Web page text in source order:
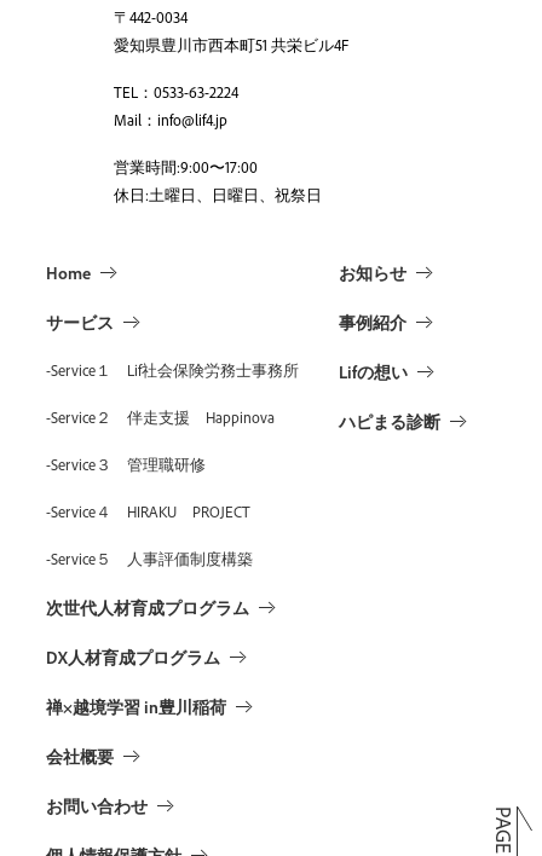
〒442-0034
愛知県豊川市西本町51 共栄ビル4F
TEL：0533-63-2224
Mail：info@lif4.jp
営業時間:9:00〜17:00
休日:土曜日、日曜日、祝祭日
Home
サービス
-Service１ Lif社会保険労務士事務所
-Service２ 伴走支援 Happinova
-Service３ 管理職研修
-Service４ HIRAKU PROJECT
-Service５ 人事評価制度構築
次世代人材育成プログラム
DX人材育成プログラム
お知らせ
事例紹介
Lifの想い
ハピまる診断
禅×越境学習 in豊川稲荷
会社概要
お問い合わせ